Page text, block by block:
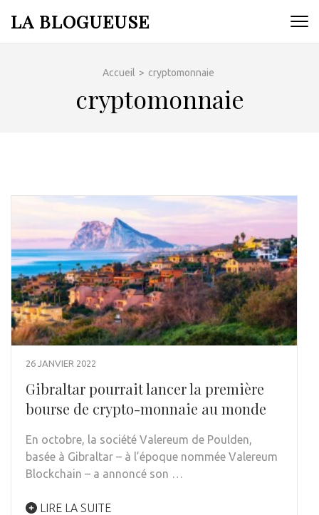
auLA BLOGUEUSE
Accueil > cryptomonnaie
cryptomonnaie
26 JANVIER 2022
Gibraltar pourrait lancer la première
bourse de crypto-monnaie au monde
En octobre, la société Valereum de Poulden,
basée à Gibraltar – à l’époque nommée Valereum
Blockchain – a annoncé son …
LIRE LA SUITE